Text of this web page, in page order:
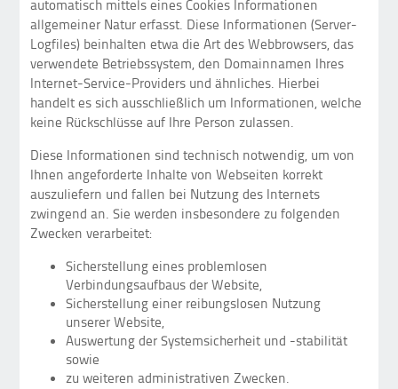
automatisch mittels eines Cookies Informationen
allgemeiner Natur erfasst. Diese Informationen (Server-
Logfiles) beinhalten etwa die Art des Webbrowsers, das
verwendete Betriebssystem, den Domainnamen Ihres
Internet-Service-Providers und ähnliches. Hierbei
handelt es sich ausschließlich um Informationen, welche
keine Rückschlüsse auf Ihre Person zulassen.
Diese Informationen sind technisch notwendig, um von
Ihnen angeforderte Inhalte von Webseiten korrekt
auszuliefern und fallen bei Nutzung des Internets
zwingend an. Sie werden insbesondere zu folgenden
Zwecken verarbeitet:
Sicherstellung eines problemlosen
Verbindungsaufbaus der Website,
Sicherstellung einer reibungslosen Nutzung
unserer Website,
Auswertung der Systemsicherheit und -stabilität
sowie
zu weiteren administrativen Zwecken.